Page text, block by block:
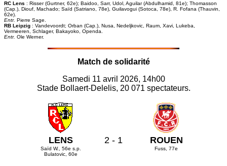
RC Lens : Risser (Gurtner, 62e); Baidoo, Sarr, Udol, Aguilar (Abdulhamid, 81e); Thomasson
(Cap.), Diouf, Machado; Saïd (Satriano, 78e), Guilavogui (Sotoca, 78e), R. Fofana (Thauvin,
62e).
Entr. Pierre Sage.
RB Leipzig : Vandevoordt; Orban (Cap.), Nusa, Nedeljkovic, Raum, Xavi, Lukeba,
Vermeeren, Schlager, Bakayoko, Openda.
Entr. Ole Werner.
Match de solidarité
Samedi 11 avril 2026, 14h00
Stade Bollaert-Delelis, 20 071 spectateurs.
LENS
Saïd W., 56e s.p.
Bulatovic, 60e
2 - 1 ROUEN
Fuss, 77e